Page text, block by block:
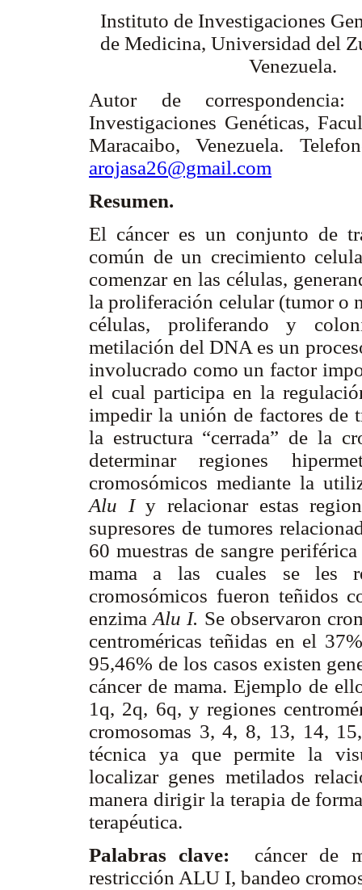
Instituto de Investigaciones
de Medicina, Universidad del
Venezuela.
Autor de
Investigaciones Genéticas,
Maracaibo, Venezuela.
arojasa26@gmail.com
Resumen.
El cáncer es un conjunto de
común de un crecimiento
comenzar en las células,
la proliferación celular (tumor o
células, proliferando y
metilación del DNA es un
involucrado como un factor
el cual participa en la
impedir la unión de factores de
la estructura “cerrada” de la
determinar regiones
cromosómicos mediante la
Alu Iy relacionar estas
supresores de tumores
60 muestras de sangre
mama a las cuales se les
cromosómicos fueron teñidos
enzimaAlu I. Se observaron
centroméricas teñidas en el
95,46% de los casos existen
cáncer de mama. Ejemplo de
1q, 2q, 6q, y regiones
cromosomas 3, 4, 8, 13, 14,
técnica ya que permite la
localizar genes metilados
manera dirigir la terapia de
terapéutica.
Palabras clave:
cáncer de
restricción ALU I, bandeo